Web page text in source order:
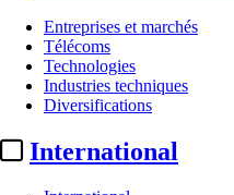
Entreprises et marchés
Télécoms
Technologies
Industries techniques
Diversifications
International